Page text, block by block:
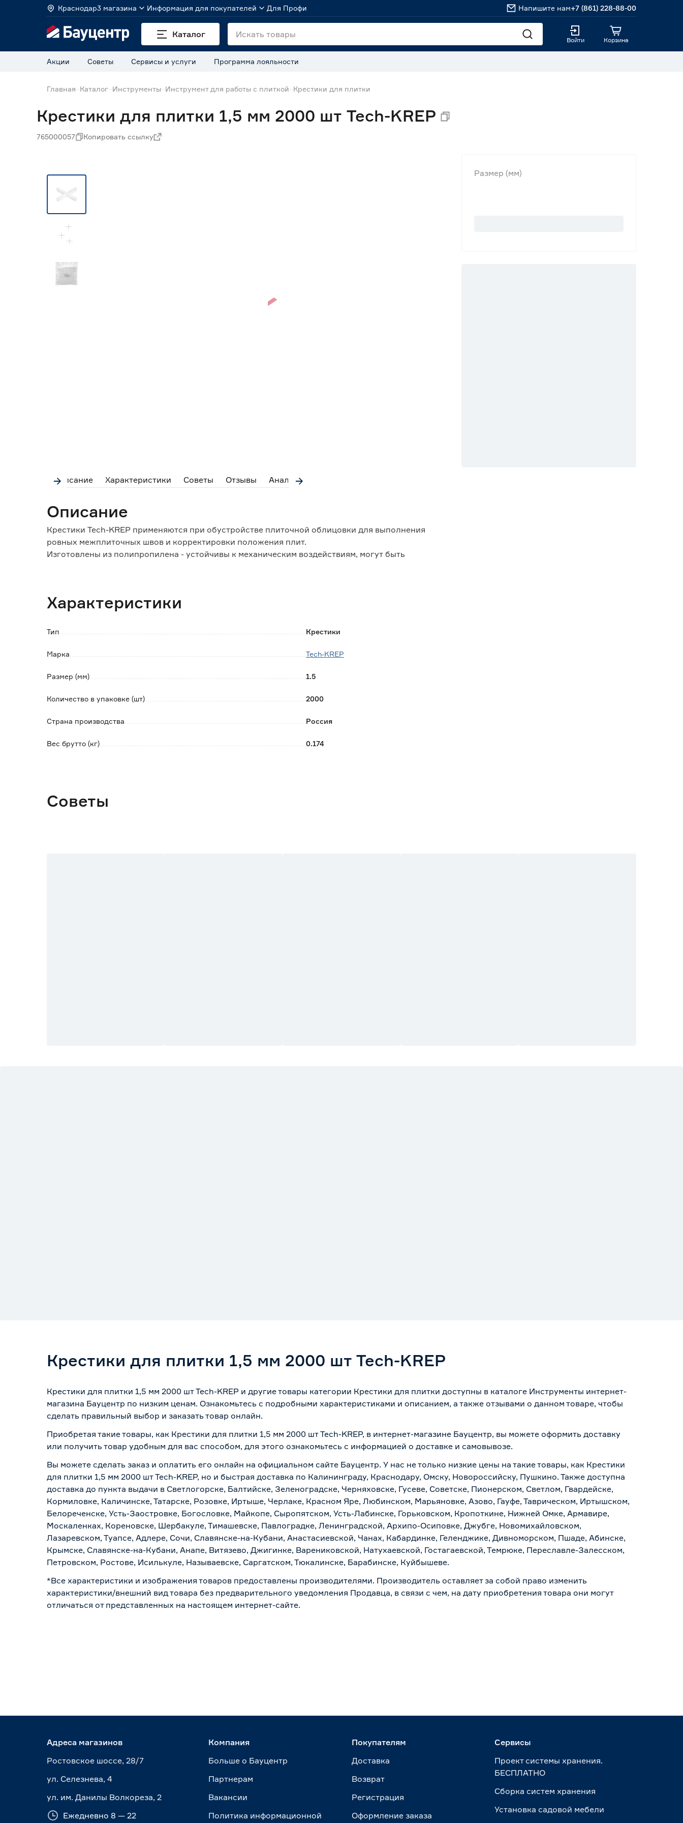
Краснодар3 магазина Информация для покупателей Для Профи Напишите нам+7 (861) 228-88-00
Каталог
Войти Корзина
Акции Советы Сервисы и услуги Программа лояльности
Главная Каталог Инструменты Инструмент для работы с плиткой Крестики для плитки
Крестики для плитки 1,5 мм 2000 шт Tech-KREP
765000057 Копировать ссылку
Описание Характеристики Советы Отзывы Аналоги
Описание
Крестики Tech-KREP применяются при обустройстве плиточной облицовки для выполнения
ровных межплиточных швов и корректировки положения плит.
Изготовлены из полипропилена - устойчивы к механическим воздействиям, могут быть
Характеристики
Тип Крестики
Марка Tech-KREP
Размер (мм) 1.5
Количество в упаковке (шт) 2000
Страна производства Россия
Вес брутто (кг) 0.174
Размер (мм)
Советы
Крестики для плитки 1,5 мм 2000 шт Tech-KREP
Крестики для плитки 1,5 мм 2000 шт Tech-KREP и другие товары категории Крестики для плитки доступны в каталоге Инструменты интернет-
магазина Бауцентр по низким ценам. Ознакомьтесь с подробными характеристиками и описанием, а также отзывами о данном товаре, чтобы
сделать правильный выбор и заказать товар онлайн.
Приобретая такие товары, как Крестики для плитки 1,5 мм 2000 шт Tech-KREP, в интернет-магазине Бауцентр, вы можете оформить доставку
или получить товар удобным для вас способом, для этого ознакомьтесь с информацией о доставке и самовывозе.
Вы можете сделать заказ и оплатить его онлайн на официальном сайте Бауцентр. У нас не только низкие цены на такие товары, как Крестики
для плитки 1,5 мм 2000 шт Tech-KREP, но и быстрая доставка по Калининграду, Краснодару, Омску, Новороссийску, Пушкино. Также доступна
доставка до пункта выдачи в Светлогорске, Балтийске, Зеленоградске, Черняховске, Гусеве, Советске, Пионерском, Светлом, Гвардейске,
Кормиловке, Каличинске, Татарске, Розовке, Иртыше, Черлаке, Красном Яре, Любинском, Марьяновке, Азово, Гауфе, Таврическом, Иртышском,
Белореченске, Усть-Заостровке, Богословке, Майкопе, Сыропятском, Усть-Лабинске, Горьковском, Кропоткине, Нижней Омке, Армавире,
Москаленках, Кореновске, Шербакуле, Тимашевске, Павлоградке, Ленинградской, Архипо-Осиповке, Джубге, Новомихайловском,
Лазаревском, Туапсе, Адлере, Сочи, Славянске-на-Кубани, Анастасиевской, Чанах, Кабардинке, Геленджике, Дивноморском, Пшаде, Абинске,
Крымске, Славянске-на-Кубани, Анапе, Витязево, Джигинке, Варениковской, Натухаевской, Гостагаевской, Темрюке, Переславле-Залесском,
Петровском, Ростове, Исилькуле, Называевске, Саргатском, Тюкалинске, Барабинске, Куйбышеве.
*Все характеристики и изображения товаров предоставлены производителями. Производитель оставляет за собой право изменить
характеристики/внешний вид товара без предварительного уведомления Продавца, в связи с чем, на дату приобретения товара они могут
отличаться от представленных на настоящем интернет-сайте.
Адреса магазинов
Ростовское шоссе, 28/7
ул. Селезнева, 4
ул. им. Данилы Волкореза, 2
Ежедневно 8 — 22
Компания
Больше о Бауцентр
Партнерам
Вакансии
Политика информационной
Покупателям
Доставка
Возврат
Регистрация
Оформление заказа
Сервисы
Проект системы хранения.
БЕСПЛАТНО
Сборка систем хранения
Установка садовой мебели